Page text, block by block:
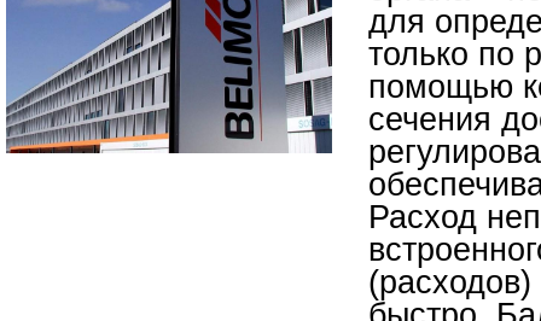
для
только по
помощью
сечения
Расход